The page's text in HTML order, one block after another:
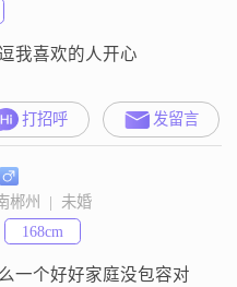
我喜欢的人开心
打招呼 发留言
郴州  |  未婚
168cm
一个好好家庭没包容对